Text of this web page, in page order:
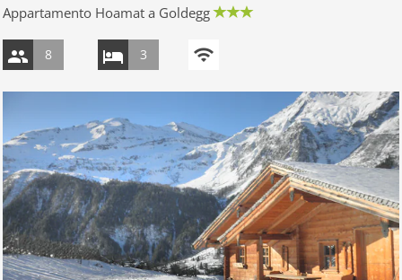
Appartamento Hoamat a Goldegg
8 3